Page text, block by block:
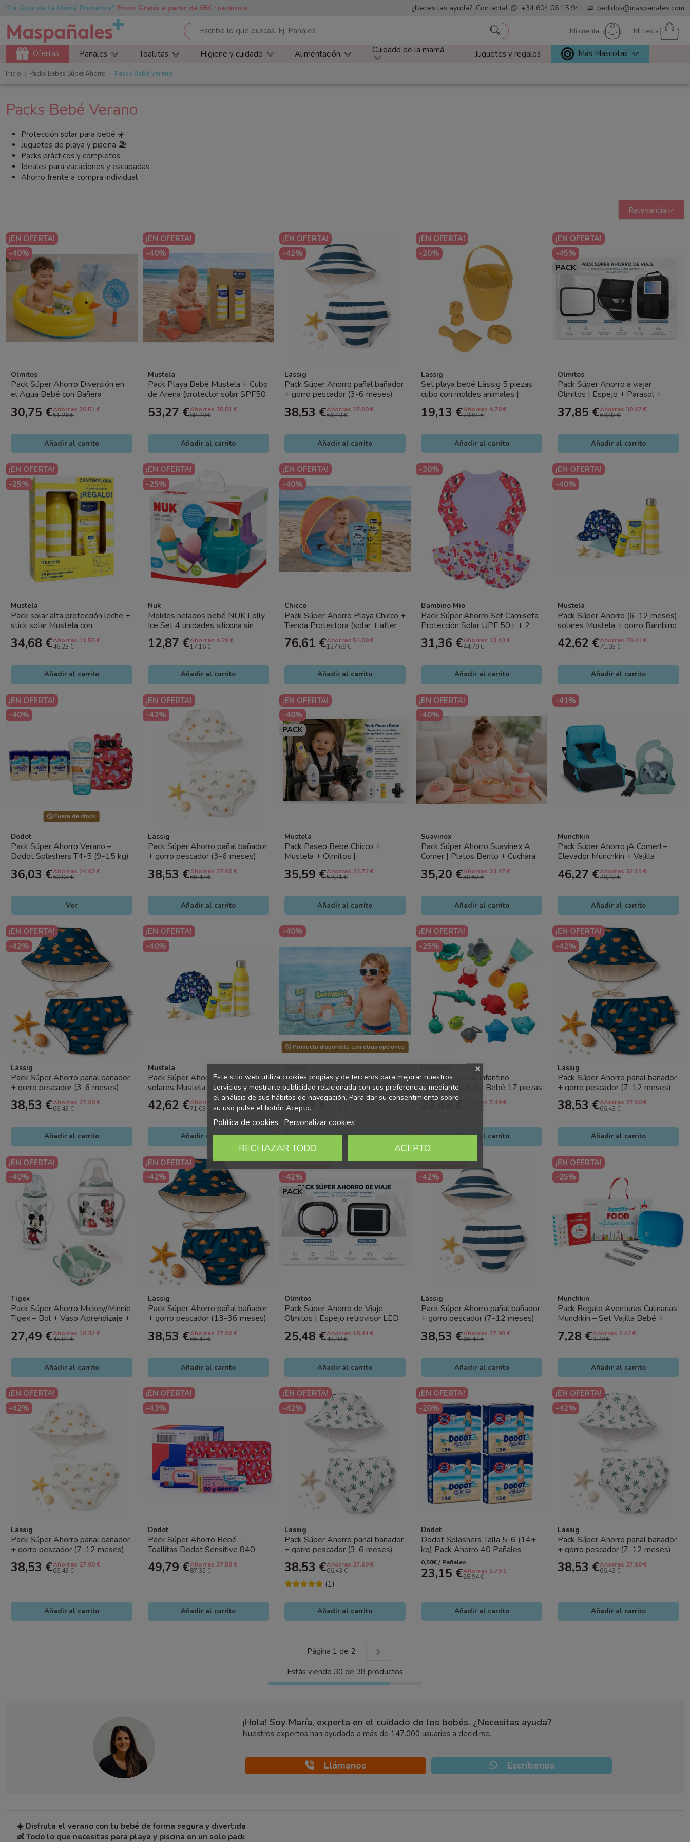
"La Guía de la Mamá Primeriza" Envío Gratis a partir de 65€*península ¿Necesitas ayuda? ¡Contacta! +34 604 06 15 94 | pedidos@maspanales.com
Mi cuenta Mi cesta
Ofertas Pañales Toallitas Higiene y cuidado Alimentación Cuidado de la mamá Juguetes y regalos Más Mascotas
Inicio Packs Bebés Súper Ahorro Packs Bebé Verano
Packs Bebé Verano
Protección solar para bebé ☀️
Juguetes de playa y piscina 🏖️
Packs prácticos y completos
Ideales para vacaciones y escapadas
Ahorro frente a compra individual
Relevancia
¡EN OFERTA!
-40%
Olmitos
Pack Súper Ahorro Diversión en
el Agua Bebé con Bañera
30,75 €Ahorras 20.51 €
51,26 €
Añadir al carrito
¡EN OFERTA!
-40%
Mustela
Pack Playa Bebé Mustela + Cubo
de Arena (protector solar SPF50
53,27 €Ahorras 35.51 €
88,78 €
Añadir al carrito
¡EN OFERTA!
-42%
Lässig
Pack Súper Ahorro pañal bañador
+ gorro pescador (3-6 meses)
38,53 €Ahorras 27.90 €
66,43 €
Añadir al carrito
¡EN OFERTA!
-20%
Lässig
Set playa bebé Lässig 5 piezas
cubo con moldes animales |
19,13 €Ahorras 4.78 €
23,91 €
Añadir al carrito
¡EN OFERTA!
-45%
PACK
Olmitos
Pack Súper Ahorro a viajar
Olmitos | Espejo + Parasol +
37,85 €Ahorras 30.97 €
68,82 €
Añadir al carrito
¡EN OFERTA!
-25%
Mustela
Pack solar alta protección leche +
stick solar Mustela con
34,68 €Ahorras 11.55 €
46,23 €
Añadir al carrito
¡EN OFERTA!
-25%
Nuk
Moldes helados bebé NUK Lolly
Ice Set 4 unidades silicona sin
12,87 €Ahorras 4.29 €
17,16 €
Añadir al carrito
¡EN OFERTA!
-40%
Chicco
Pack Súper Ahorro Playa Chicco +
Tienda Protectora (solar + after
76,61 €Ahorras 51.08 €
127,69 €
Añadir al carrito
-30%
Bambino Mio
Pack Súper Ahorro Set Camiseta
Protección Solar UPF 50+ + 2
31,36 €Ahorras 13.43 €
44,79 €
Añadir al carrito
¡EN OFERTA!
-40%
Mustela
Pack Súper Ahorro (6-12 meses)
solares Mustela + gorro Bambino
42,62 €Ahorras 28.41 €
71,03 €
Añadir al carrito
¡EN OFERTA!
-40%
Fuera de stock
Dodot
Pack Súper Ahorro Verano –
Dodot Splashers T4-5 (9-15 kg)
36,03 €Ahorras 24.02 €
60,05 €
Ver
¡EN OFERTA!
-42%
Lässig
Pack Súper Ahorro pañal bañador
+ gorro pescador (3-6 meses)
38,53 €Ahorras 27.90 €
66,43 €
Añadir al carrito
¡EN OFERTA!
-40%
PACK
Mustela
Pack Paseo Bebé Chicco +
Mustela + Olmitos |
SPF50+ y...
35,59 €Ahorras 23.72 €
59,31 €
Añadir al carrito
¡EN OFERTA!
-40%
Suavinex
Pack Súper Ahorro Suavinex A
Comer | Platos Bento + Cuchara
35,20 €Ahorras 23.47 €
58,67 €
Añadir al carrito
-41%
Munchkin
Pack Súper Ahorro ¡A Comer! –
Elevador Munchkin + Vajilla
46,27 €Ahorras 32.15 €
78,42 €
Añadir al carrito
¡EN OFERTA!
-42%
Lässig
Pack Súper Ahorro pañal bañador
+ gorro pescador (3-6 meses)
38,53 €Ahorras 27.90 €
66,43 €
Añadir al carrito
¡EN OFERTA!
-40%
Mustela
Pack Súper Ahorro (1-2 años)
solares Mustela + gorro Bambino
Mio con protección solar...
42,62 €Ahorras 28.41 €
71,03 €
Añadir al carrito
-40%
Producto disponible con otras opciones
Pack Súper Ahorro Verano –
Swimmies 20 uds (12-17 kg) +
Gafas de Sol +24M UV con
Funda...
20,49 €Ahorras 13.66 €
Ver
¡EN OFERTA!
-25%
Juego de Pesca Infantino
Actividades Baño Bebé 17 piezas
Ahorras 7.49 €
29,97 €
Añadir al carrito
¡EN OFERTA!
-42%
Lässig
Pack Súper Ahorro pañal bañador
+ gorro pescador (7-12 meses)
38,53 €Ahorras 27.90 €
66,43 €
Añadir al carrito
¡EN OFERTA!
-40%
Tigex
Pack Súper Ahorro Mickey/Minnie
Tigex – Bol + Vaso Aprendizaje +
27,49 €Ahorras 18.32 €
45,81 €
Añadir al carrito
¡EN OFERTA!
-42%
Lässig
Pack Súper Ahorro pañal bañador
+ gorro pescador (13-36 meses)
38,53 €Ahorras 27.90 €
66,43 €
Añadir al carrito
¡EN OFERTA!
-42%
PACK
Olmitos
Pack Súper Ahorro de Viaje
Olmitos | Espejo retrovisor LED
25,48 €Ahorras 18.44 €
43,92 €
Añadir al carrito
¡EN OFERTA!
-42%
Lässig
Pack Súper Ahorro pañal bañador
+ gorro pescador (7-12 meses)
38,53 €Ahorras 27.90 €
66,43 €
Añadir al carrito
¡EN OFERTA!
-25%
Munchkin
Pack Regalo Aventuras Culinarias
Munchkin – Set Vajilla Bebé +
7,28 €Ahorras 2.42 €
9,70 €
Añadir al carrito
¡EN OFERTA!
-42%
Lässig
Pack Súper Ahorro pañal bañador
+ gorro pescador (7-12 meses)
38,53 €Ahorras 27.90 €
66,43 €
Añadir al carrito
¡EN OFERTA!
-43%
Dodot
Pack Súper Ahorro Bebé –
Toallitas Dodot Sensitive 840
49,79 €Ahorras 37.56 €
87,35 €
Añadir al carrito
¡EN OFERTA!
-42%
Lässig
Pack Súper Ahorro pañal bañador
+ gorro pescador (3-6 meses)
38,53 €Ahorras 27.90 €
66,43 €
(1)
Añadir al carrito
¡EN OFERTA!
-20%
Dodot
Dodot Splashers Talla 5-6 (14+
kg) Pack Ahorro 40 Pañales
(4x10) – Diversión en el Agua...
0,58€ / Pañales
23,15 €Ahorras 5.79 €
28,94 €
Añadir al carrito
¡EN OFERTA!
-42%
Lässig
Pack Súper Ahorro pañal bañador
+ gorro pescador (7-12 meses)
38,53 €Ahorras 27.90 €
66,43 €
Añadir al carrito
Página 1 de 2
Estás viendo 30 de 38 productos
¡Hola! Soy María, experta en el cuidado de los bebés. ¿Necesitas ayuda?
Nuestros expertos han ayudado a más de 147.000 usuarios a decidirse.
Llámanos Escríbenos
☀️ Disfruta el verano con tu bebé de forma segura y divertida
👶 Todo lo que necesitas para playa y piscina en un solo pack
Este sitio web utiliza cookies propias y de terceros para mejorar nuestros
servicios y mostrarle publicidad relacionada con sus preferencias mediante
el análisis de sus hábitos de navegación. Para dar su consentimiento sobre
su uso pulse el botón Acepto.
Política de cookies Personalizar cookies
RECHAZAR TODO ACEPTO